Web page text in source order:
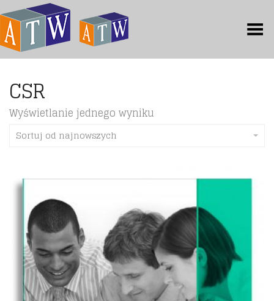
Toggle Menu
CSR
Wyświetlanie jednego wyniku
Sortuj od najnowszych